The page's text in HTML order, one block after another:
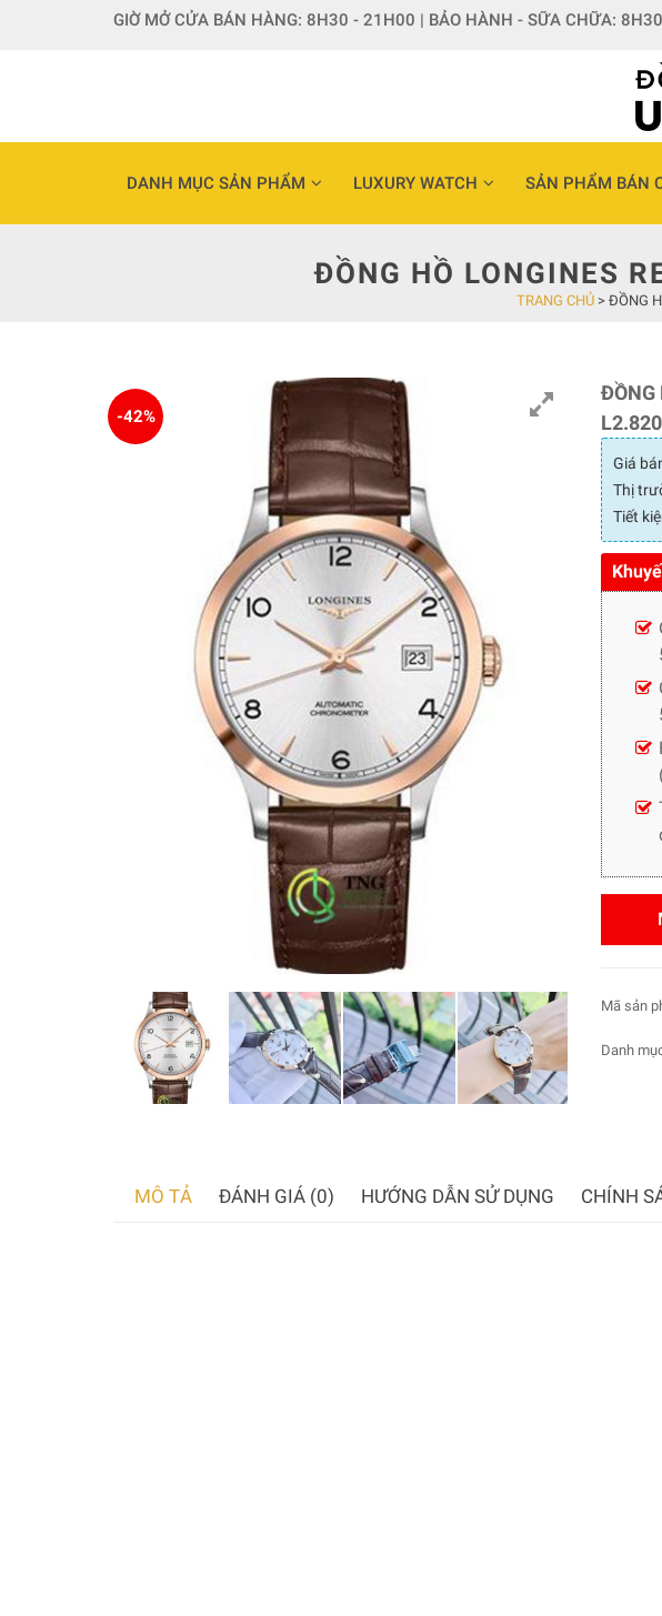
GIỜ MỞ CỬA BÁN HÀNG: 8H30 - 21H00 | BẢO HÀNH - SỮA CHỮA:
DANH MỤC SẢN PHẨM LUXURY WATCH SẢN PHẨM BÁN
ĐỒNG HỒ LONGINES
TRANG CHỦ > ĐỒNG
-42%
ĐỒNG
Giá
Thị
Tiết
Mã sản
Danh
MÔ TẢ ĐÁNH GIÁ (0) HƯỚNG DẪN SỬ DỤNG CHÍNH